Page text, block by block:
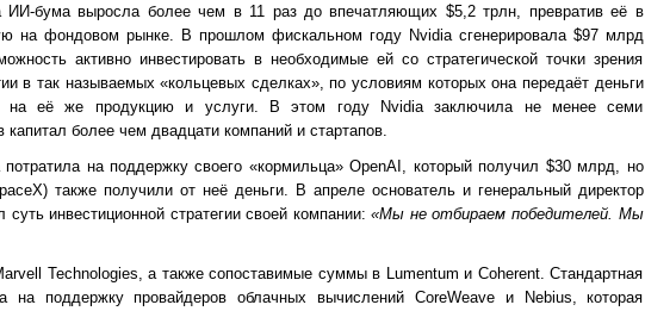
ИИ-бума выросла более чем в 11 раз до впечатляющих $5,2 трлн, превратив её в
на фондовом рынке. В прошлом фискальном году Nvidia сгенерировала $97 млрд
активно инвестировать в необходимые ей со стратегической точки зрения
в так называемых «кольцевых сделках», по условиям которых она передаёт деньги
на её же продукцию и услуги. В этом году Nvidia заключила не менее семи
более чем двадцати компаний и стартапов.
на поддержку своего «кормильца» OpenAI, который получил $30 млрд, но
также получили от неё деньги. В апреле основатель и генеральный директор
инвестиционной стратегии своей компании:«Мы не отбираем победителей. Мы
Technologies, а также сопоставимые суммы в Lumentum и Coherent. Стандартная
поддержку провайдеров облачных вычислений CoreWeave и Nebius, которая